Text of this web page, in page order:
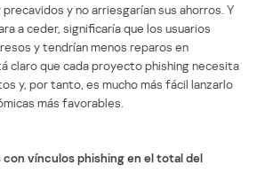
y no arriesgarían sus ahorros. Y
a ceder, significaría que los usuarios
y tendrían menos reparos en
claro que cada proyecto phishing necesita
y, por tanto, es mucho más fácil lanzarlo
más favorables.
vínculos phishing en el total del